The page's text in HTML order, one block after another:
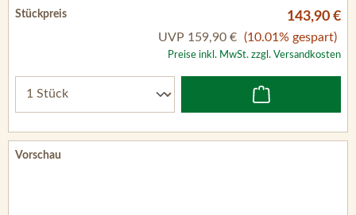
143,90 €
UVP 159,90 € (10.01% gespart)
Preise inkl. MwSt. zzgl. Versandkosten